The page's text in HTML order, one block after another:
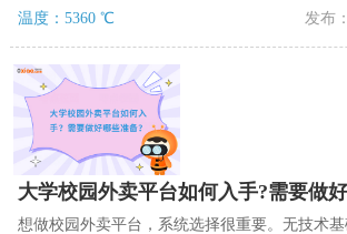
优势，就能够吸引大量消费者。
温度：5360 ℃ 发布
大学校园外卖平台如何入手?需要做
想做校园外卖平台，系统选择很重要。无技术基